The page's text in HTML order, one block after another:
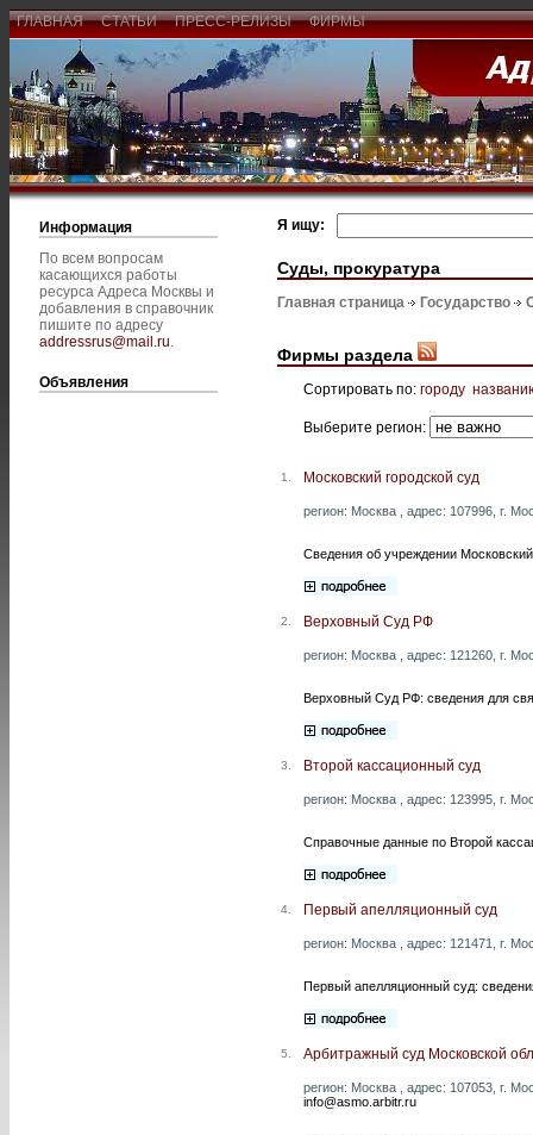
ГЛАВНАЯ СТАТЬИ ПРЕСС-РЕЛИЗЫ ФИРМЫ
Информация
По всем вопросам
касающихся работы
ресурса Адреса Москвы и
добавления в справочник
пишите по адресу
addressrus@mail.ru.
Объявления
Я ищу:
Суды, прокуратура
Главная страница Государство
Фирмы раздела
Сортировать по: городу
Выберите регион:
1. Московский городской суд
регион: Москва , адрес: 107996, г.
Сведения об учреждении
2. Верховный Суд РФ
регион: Москва , адрес: 121260, г.
Верховный Суд РФ: сведения для
3. Второй кассационный суд
регион: Москва , адрес: 123995, г.
Справочные данные по Второй
4. Первый апелляционный суд
регион: Москва , адрес: 121471, г.
Первый апелляционный суд:
5. Арбитражный суд Московской
регион: Москва , адрес: 107053, г.
info@asmo.arbitr.ru